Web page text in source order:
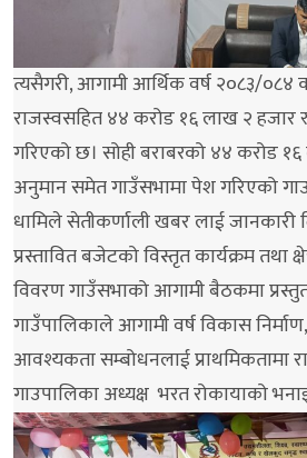
त्यसैगरी, आगामी आर्थिक वर्ष २०८३/०८४
राजस्वसहित ४४ करोड १६ लाख २
गरिएको छ। सोही बराबरको ४४ करोड
अनुमान समेत गाउँसभामा पेश गरिएको
धामिले सेतीकर्णाली खबर लाई जानकारी
प्रस्तावित बजेटको विस्तृत कार्यक्रम तथा
विवरण गाउँसभाको आगामी बैठकमा
गाउँपालिकाले आगामी वर्ष विकास
आवश्यकता सम्बोधनलाई प्राथमिकतामा
गाउपालिका अध्यक्ष भरत रोकायाको